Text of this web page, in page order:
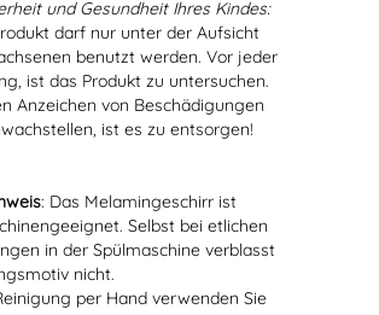
und Gesundheit Ihres Kindes:
darf nur unter der Aufsicht
benutzt werden. Vor jeder
ist das Produkt zu untersuchen.
Anzeichen von Beschädigungen
ist es zu entsorgen!
: Das Melamingeschirr ist
Selbst bei etlichen
in der Spülmaschine verblasst
nicht.
per Hand verwenden Sie